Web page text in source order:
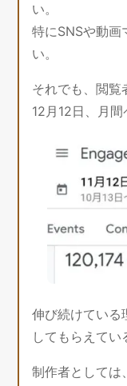
い。
特にSNSや動画
い。
それでも、閲
12月12日、月間
伸び続けている
してもらえてい
制作者としては